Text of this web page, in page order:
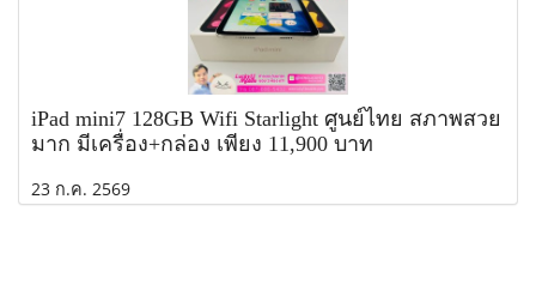
iPad mini7 128GB Wifi Starlight ศูนย์ไทย สภาพสวย
มาก มีเครื่อง+กล่อง เพียง 11,900 บาท
23 ก.ค. 2569